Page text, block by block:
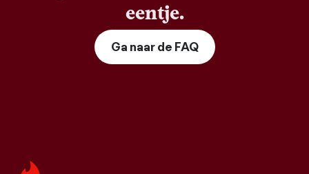
eentje.
Ga naar de FAQ